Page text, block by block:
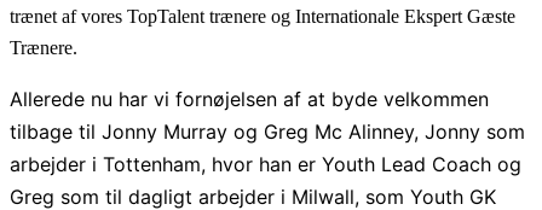
trænet af vores TopTalent trænere og Internationale Ekspert Gæste
Trænere.
Allerede nu har vi fornøjelsen af at byde velkommen
tilbage til Jonny Murray og Greg Mc Alinney, Jonny som
arbejder i Tottenham, hvor han er Youth Lead Coach og
Greg som til dagligt arbejder i Milwall, som Youth GK